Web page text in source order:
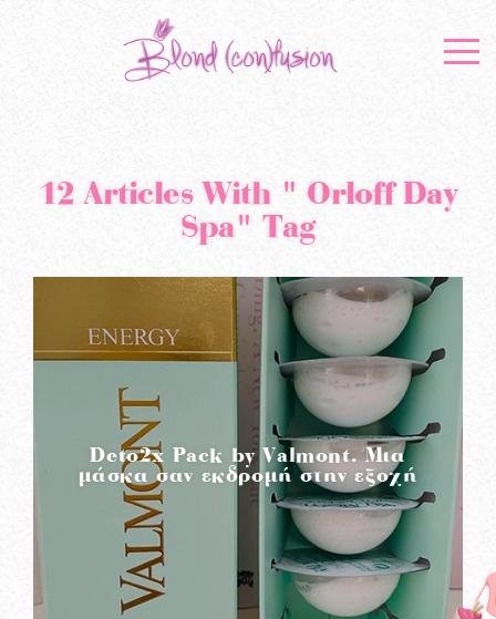
12 Articles With " Orloff Day
Spa" Tag
Deto2x Pack by Valmont. Μια
μάσκα σαν εκδρομή στην εξοχή